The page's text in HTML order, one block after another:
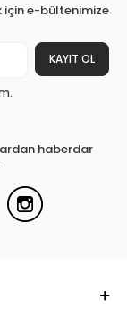
için e-bültenimize
KAYIT OL
haberdar